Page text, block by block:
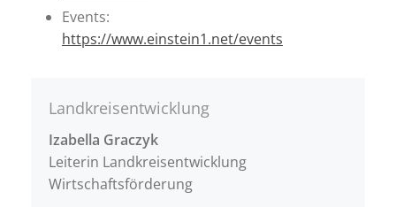
Events:
https://www.einstein1.net/events
Landkreisentwicklung
Izabella Graczyk
Leiterin Landkreisentwicklung
Wirtschaftsförderung